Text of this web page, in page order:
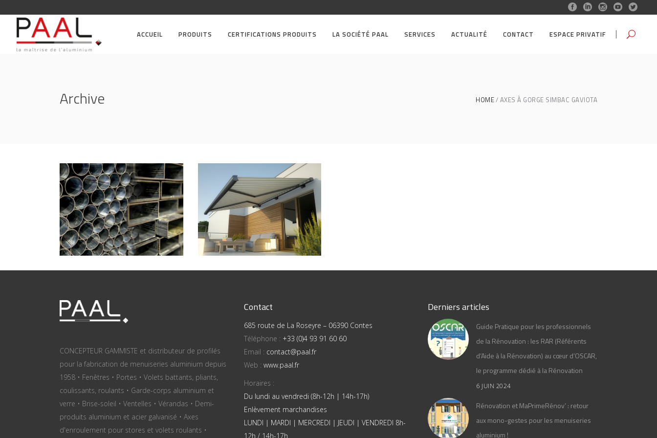
ACCUEIL PRODUITS CERTIFICATIONS PRODUITS LA SOCIÉTÉ PAAL SERVICES ACTUALITÉ CONTACT ESPACE PRIVATIF
Archive HOME AXES À GORGE SIMBAC GAVIOTA
ROULANTS/STANDARDS
ALU/ACIER
ALU/ACIER
CONCEPTEUR GAMMISTE et distributeur de profilés
pour la fabrication de menuiseries aluminium depuis
1958 • Fenêtres • Portes • Volets battants, pliants,
coulissants, roulants • Garde-corps aluminium et
verre • Brise-soleil • Ventelles • Vérandas • Demi-
produits aluminium et acier galvanisé • Axes
d'enroulement pour stores et volets roulants •
Contact
685 route de La Roseyre – 06390 Contes
Téléphone : +33 (0)4 93 91 60 60
Email : contact@paal.fr
Web : www.paal.fr
Horaires :
Du lundi au vendredi (8h-12h | 14h-17h)
Enlèvement marchandises
LUNDI | MARDI | MERCREDI | JEUDI | VENDREDI 8h-
12h / 14h-17h
Derniers articles
Guide Pratique pour les professionnels
de la Rénovation : les RAR (Référents
d’Aide à la Rénovation) au cœur d’OSCAR,
le programme dédié à la Rénovation
6 JUIN 2024
Rénovation et MaPrimeRénov’ : retour
aux mono-gestes pour les menuiseries
aluminium !